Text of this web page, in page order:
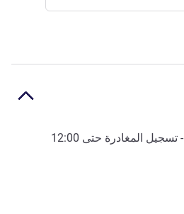
- تسجيل المغادرة حتى 12:00